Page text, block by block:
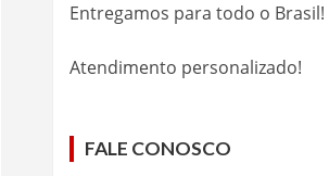
Entregamos para todo o Brasil!
Atendimento personalizado!
FALE CONOSCO